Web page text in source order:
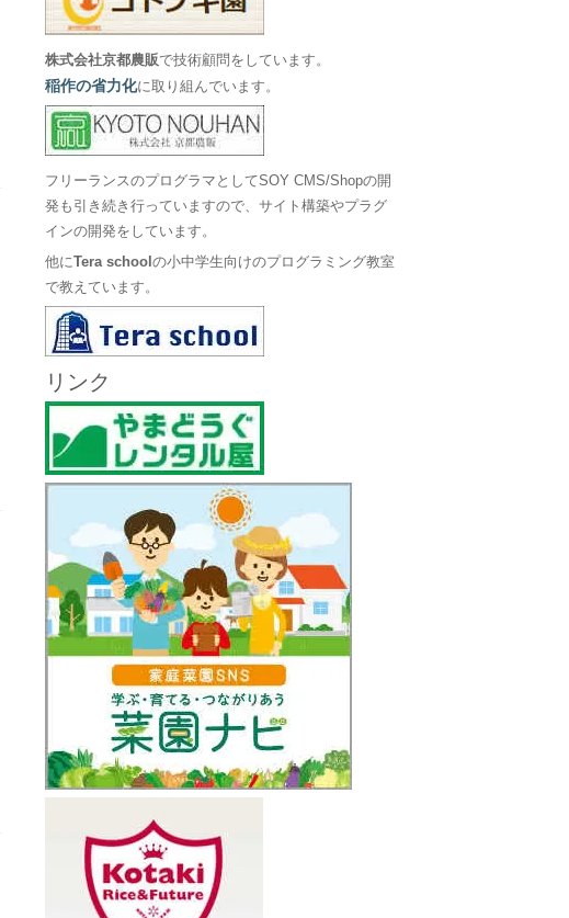
株式会社京都農販で技術顧問をしています。
稲作の省力化に取り組んでいます。
フリーランスのプログラマとしてSOY CMS/Shopの開
発も引き続き行っていますので、サイト構築やプラグ
インの開発をしています。
他にTera schoolの小中学生向けのプログラミング教室
で教えています。
リンク